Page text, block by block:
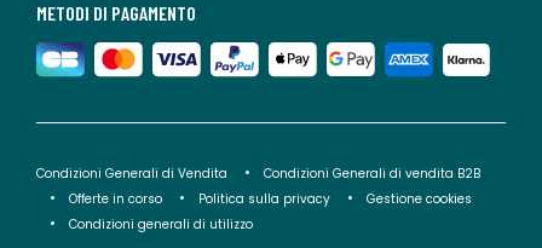
METODI DI PAGAMENTO
Condizioni Generali di Vendita
Condizioni Generali di vendita B2B
Offerte in corso
Politica sulla privacy
Gestione cookies
Condizioni generali di utilizzo